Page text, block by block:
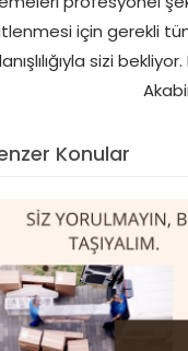
için gerekli
sizi
Konular